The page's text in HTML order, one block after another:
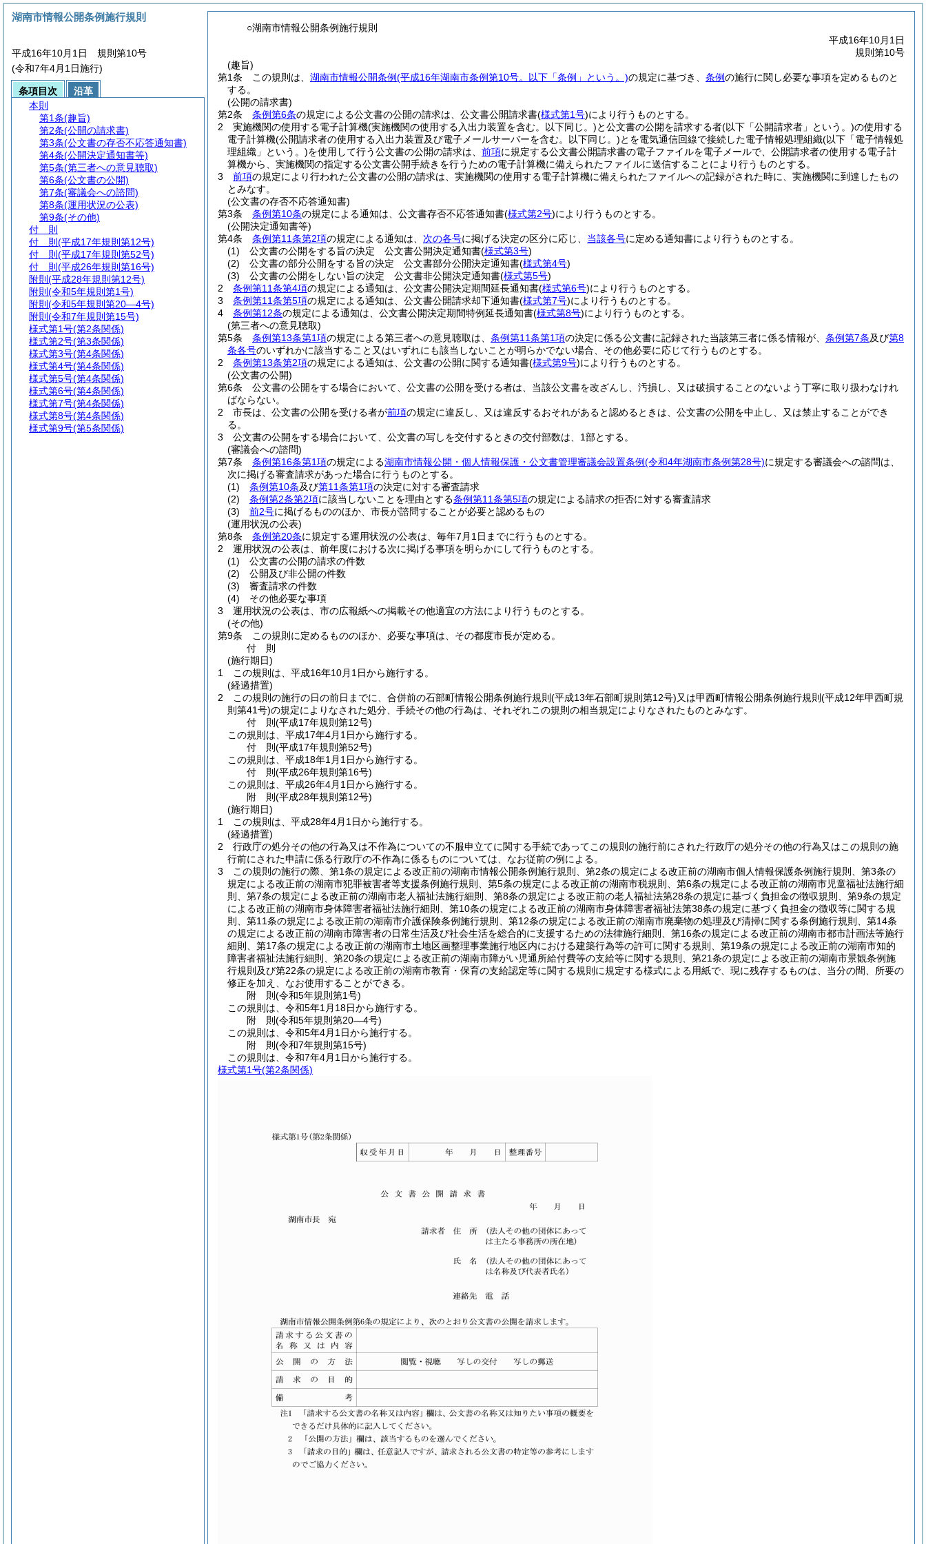
○湖南市情報公開条例施行規則
平成16年10月1日
規則第10号
(趣旨)
第1条
この規則は、 湖南市情報公開条例(平成16年湖南市条例第10号。以下「条例」という。)の規定に基づき、 条例の施行に関し必要な事項を定めるものと
する。
(公開の請求書)
第2条
条例第6条の規定による公文書の公開の請求は、公文書公開請求書(様式第1号)により行うものとする。
2
実施機関の使用する電子計算機(実施機関の使用する入出力装置を含む。以下同じ。)と公文書の公開を請求する者(以下「公開請求者」という。)の使用する
電子計算機(公開請求者の使用する入出力装置及び電子メールサーバーを含む。以下同じ。)とを電気通信回線で接続した電子情報処理組織(以下「電子情報処
理組織」という。)を使用して行う公文書の公開の請求は、 前項に規定する公文書公開請求書の電子ファイルを電子メールで、公開請求者の使用する電子計
算機から、実施機関の指定する公文書公開手続きを行うための電子計算機に備えられたファイルに送信することにより行うものとする。
3
前項の規定により行われた公文書の公開の請求は、実施機関の使用する電子計算機に備えられたファイルへの記録がされた時に、実施機関に到達したもの
とみなす。
(公文書の存否不応答通知書)
第3条
条例第10条の規定による通知は、公文書存否不応答通知書(様式第2号)により行うものとする。
(公開決定通知書等)
第4条
条例第11条第2項の規定による通知は、 次の各号に掲げる決定の区分に応じ、 当該各号に定める通知書により行うものとする。
(1)
公文書の公開をする旨の決定 公文書公開決定通知書(様式第3号)
(2)
公文書の部分公開をする旨の決定 公文書部分公開決定通知書(様式第4号)
(3)
公文書の公開をしない旨の決定 公文書非公開決定通知書(様式第5号)
2
条例第11条第4項の規定による通知は、公文書公開決定期間延長通知書(様式第6号)により行うものとする。
3
条例第11条第5項の規定による通知は、公文書公開請求却下通知書(様式第7号)により行うものとする。
4
条例第12条の規定による通知は、公文書公開決定期間特例延長通知書(様式第8号)により行うものとする。
(第三者への意見聴取)
第5条
条例第13条第1項の規定による第三者への意見聴取は、 条例第11条第1項の決定に係る公文書に記録された当該第三者に係る情報が、 条例第7条及び第8
条各号のいずれかに該当すること又はいずれにも該当しないことが明らかでない場合、その他必要に応じて行うものとする。
2
条例第13条第2項の規定による通知は、公文書の公開に関する通知書(様式第9号)により行うものとする。
(公文書の公開)
第6条
公文書の公開をする場合において、公文書の公開を受ける者は、当該公文書を改ざんし、汚損し、又は破損することのないよう丁寧に取り扱わなけれ
ばならない。
2
市長は、公文書の公開を受ける者が前項の規定に違反し、又は違反するおそれがあると認めるときは、公文書の公開を中止し、又は禁止することができ
る。
3
公文書の公開をする場合において、公文書の写しを交付するときの交付部数は、1部とする。
(審議会への諮問)
第7条
条例第16条第1項の規定による湖南市情報公開・個人情報保護・公文書管理審議会設置条例(令和4年湖南市条例第28号)に規定する審議会への諮問は、
次に掲げる審査請求があった場合に行うものとする。
(1)
条例第10条及び第11条第1項の決定に対する審査請求
(2)
条例第2条第2項に該当しないことを理由とする条例第11条第5項の規定による請求の拒否に対する審査請求
(3)
前2号に掲げるもののほか、市長が諮問することが必要と認めるもの
(運用状況の公表)
第8条
条例第20条に規定する運用状況の公表は、毎年7月1日までに行うものとする。
2
運用状況の公表は、前年度における次に掲げる事項を明らかにして行うものとする。
(1)
公文書の公開の請求の件数
(2)
公開及び非公開の件数
(3)
審査請求の件数
(4)
その他必要な事項
3
運用状況の公表は、市の広報紙への掲載その他適宜の方法により行うものとする。
(その他)
第9条
この規則に定めるもののほか、必要な事項は、その都度市長が定める。
付 則
(施行期日)
1
この規則は、平成16年10月1日から施行する。
(経過措置)
2
この規則の施行の日の前日までに、合併前の石部町情報公開条例施行規則 (平成13年石部町規則第12号)又は甲西町情報公開条例施行規則 (平成12年甲西町規
則第41号)の規定によりなされた処分、手続その他の行為は、それぞれこの規則の相当規定によりなされたものとみなす。
付 則(平成17年規則第12号)
この規則は、平成17年4月1日から施行する。
付 則(平成17年規則第52号)
この規則は、平成18年1月1日から施行する。
付 則(平成26年規則第16号)
この規則は、平成26年4月1日から施行する。
附 則(平成28年規則第12号)
(施行期日)
1
この規則は、平成28年4月1日から施行する。
(経過措置)
2
行政庁の処分その他の行為又は不作為についての不服申立てに関する手続であってこの規則の施行前にされた行政庁の処分その他の行為又はこの規則の施
行前にされた申請に係る行政庁の不作為に係るものについては、なお従前の例による。
3
この規則の施行の際、第1条の規定による改正前の湖南市情報公開条例施行規則、第2条の規定による改正前の湖南市個人情報保護条例施行規則、第3条の
規定による改正前の湖南市犯罪被害者等支援条例施行規則、第5条の規定による改正前の湖南市税規則、第6条の規定による改正前の湖南市児童福祉法施行細
則、第7条の規定による改正前の湖南市老人福祉法施行細則、第8条の規定による改正前の老人福祉法第28条の規定に基づく負担金の徴収規則、第9条の規定
による改正前の湖南市身体障害者福祉法施行細則、第10条の規定による改正前の湖南市身体障害者福祉法第38条の規定に基づく負担金の徴収等に関する規
則、第11条の規定による改正前の湖南市介護保険条例施行規則、第12条の規定による改正前の湖南市廃棄物の処理及び清掃に関する条例施行規則、第14条
の規定による改正前の湖南市障害者の日常生活及び社会生活を総合的に支援するための法律施行細則、第16条の規定による改正前の湖南市都市計画法等施行
細則、第17条の規定による改正前の湖南市土地区画整理事業施行地区内における建築行為等の許可に関する規則、第19条の規定による改正前の湖南市知的
障害者福祉法施行細則、第20条の規定による改正前の湖南市障がい児通所給付費等の支給等に関する規則、第21条の規定による改正前の湖南市景観条例施
行規則及び第22条の規定による改正前の湖南市教育・保育の支給認定等に関する規則に規定する様式による用紙で、現に残存するものは、当分の間、所要の
修正を加え、なお使用することができる。
附 則(令和5年規則第1号)
この規則は、令和5年1月18日から施行する。
附 則(令和5年規則第20―4号)
この規則は、令和5年4月1日から施行する。
附 則(令和7年規則第15号)
この規則は、令和7年4月1日から施行する。
様式第1号(第2条関係)
湖南市情報公開条例施行規則
平成16年10月1日 規則第10号
(令和7年4月1日施行)
条項目次
沿革
本則
第1条(趣旨)
第2条(公開の請求書)
第3条(公文書の存否不応答通知書)
第4条(公開決定通知書等)
第5条(第三者への意見聴取)
第6条(公文書の公開)
第7条(審議会への諮問)
第8条(運用状況の公表)
第9条(その他)
付 則
付 則 (平成17年規則第12号)
付 則 (平成17年規則第52号)
付 則 (平成26年規則第16号)
附則 (平成28年規則第12号)
附則 (令和5年規則第1号)
附則 (令和5年規則第20―4号)
附則 (令和7年規則第15号)
様式第1号(第2条関係)
様式第2号(第3条関係)
様式第3号(第4条関係)
様式第4号(第4条関係)
様式第5号(第4条関係)
様式第6号(第4条関係)
様式第7号(第4条関係)
様式第8号(第4条関係)
様式第9号(第5条関係)